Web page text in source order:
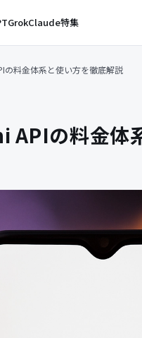
GrokClaude特集
の料金体系と使い方を徹底解説
APIの料金体